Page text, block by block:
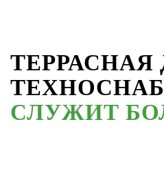
ТЕРРАСНАЯ
ТЕХНОСНАБ
СЛУЖИТ